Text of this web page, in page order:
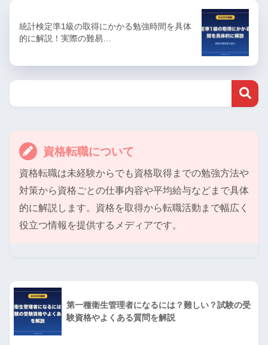
統計検定準1級の取得にかかる勉強時間を具体
的に解説！実際の難易…
資格転職について
資格転職は未経験からでも資格取得までの勉強方法や
対策から資格ごとの仕事内容や平均給与などまで具体
的に解説します。資格を取得から転職活動まで幅広く
役立つ情報を提供するメディアです。
第一種衛生管理者になるには？難しい？試験の受
験資格やよくある質問を解説